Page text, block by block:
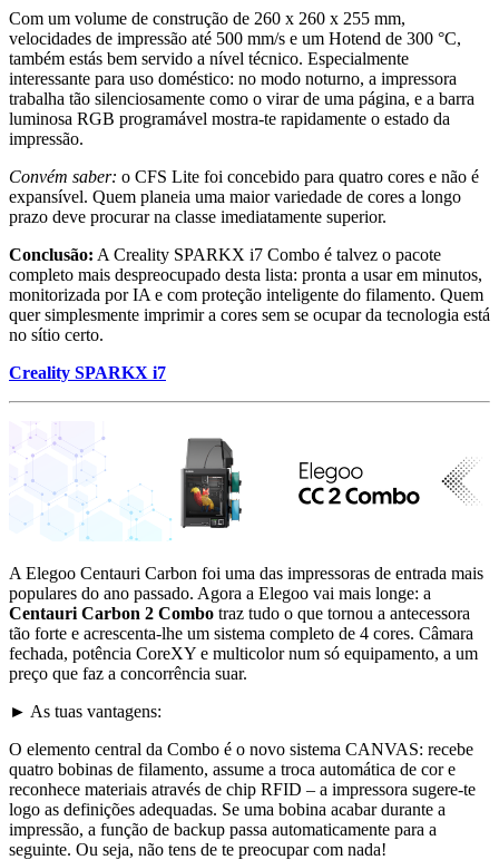
Com um volume de construção de 260 x 260 x 255 mm,
velocidades de impressão até 500 mm/s e um Hotend de 300 °C,
também estás bem servido a nível técnico. Especialmente
interessante para uso doméstico: no modo noturno, a impressora
trabalha tão silenciosamente como o virar de uma página, e a barra
luminosa RGB programável mostra-te rapidamente o estado da
impressão.
Convém saber: o CFS Lite foi concebido para quatro cores e não é
expansível. Quem planeia uma maior variedade de cores a longo
prazo deve procurar na classe imediatamente superior.
Conclusão: A Creality SPARKX i7 Combo é talvez o pacote
completo mais despreocupado desta lista: pronta a usar em minutos,
monitorizada por IA e com proteção inteligente do filamento. Quem
quer simplesmente imprimir a cores sem se ocupar da tecnologia está
no sítio certo.
Creality SPARKX i7
A Elegoo Centauri Carbon foi uma das impressoras de entrada mais
populares do ano passado. Agora a Elegoo vai mais longe: a
Centauri Carbon 2 Combo traz tudo o que tornou a antecessora
tão forte e acrescenta-lhe um sistema completo de 4 cores. Câmara
fechada, potência CoreXY e multicolor num só equipamento, a um
preço que faz a concorrência suar.
► As tuas vantagens:
O elemento central da Combo é o novo sistema CANVAS: recebe
quatro bobinas de filamento, assume a troca automática de cor e
reconhece materiais através de chip RFID – a impressora sugere-te
logo as definições adequadas. Se uma bobina acabar durante a
impressão, a função de backup passa automaticamente para a
seguinte. Ou seja, não tens de te preocupar com nada!